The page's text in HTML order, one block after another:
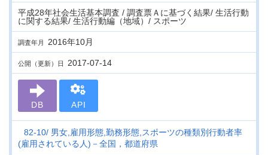
平成28年社会生活基本調査 / 調査票Ａに基づく結果/ 生活行動
に関する結果/ 生活行動編（地域）/ スポーツ
調査年月 2016年10月
公開（更新）日 2017-07-14
DB API
82-10 男女,雇用形態,勤務形態,スポーツの種類別行動者率
(雇用されている人)－全国，都道府県